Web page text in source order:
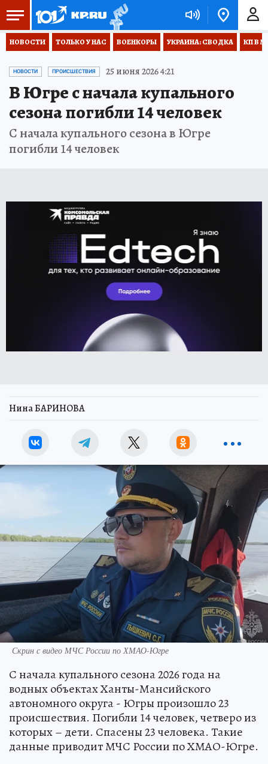
НОВОСТИ ТОЛЬКО У НАС ВОЕНКОРЫ УКРАИНА: СВОДКА КП В
НОВОСТИ ПРОИСШЕСТВИЯ 25 июня 2026 4:21
В Югре с начала купального
сезона погибли 14 человек
С начала купального сезона в Югре
погибли 14 человек
Нина БАРИНОВА
Скрин с видео МЧС России по ХМАО-Югре
С начала купального сезона 2026 года на
водных объектах Ханты-Мансийского
автономного округа - Югры произошло 23
происшествия. Погибли 14 человек, четверо из
которых – дети. Спасены 23 человека. Такие
данные приводит МЧС России по ХМАО-Югре.